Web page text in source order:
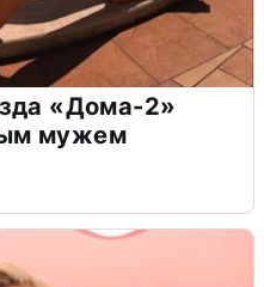
«Дома-2»
мужем